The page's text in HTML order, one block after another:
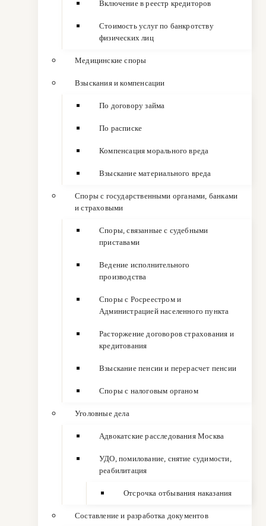
Включение в реестр кредиторов
Стоимость услуг по банкротству
физических лиц
Медицинские споры
Взыскания и компенсации
По договору займа
По расписке
Компенсация морального вреда
Взыскание материального вреда
Споры с государственными органами, банками
и страховыми
Споры, связанные с судебными
приставами
Ведение исполнительного
производства
Споры с Росреестром и
Администрацией населенного пункта
Расторжение договоров страхования и
кредитования
Взыскание пенсии и перерасчет пенсии
Споры с налоговым органом
Уголовные дела
Адвокатские расследования Москва
УДО, помилование, снятие судимости,
реабилитация
Отсрочка отбывания наказания
Составление и разработка документов